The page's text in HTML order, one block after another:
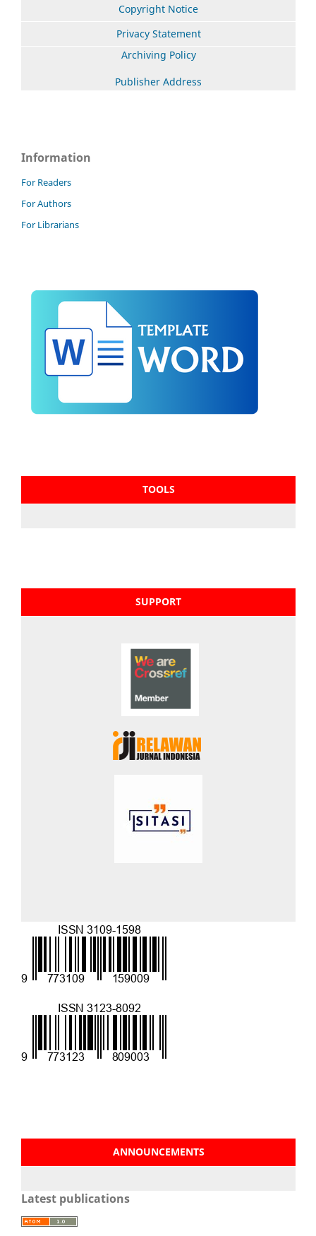
Copyright Notice
Privacy Statement
Archiving Policy
Publisher Address
Information
For Readers
For Authors
For Librarians
TOOLS
SUPPORT
ANNOUNCEMENTS
Latest publications